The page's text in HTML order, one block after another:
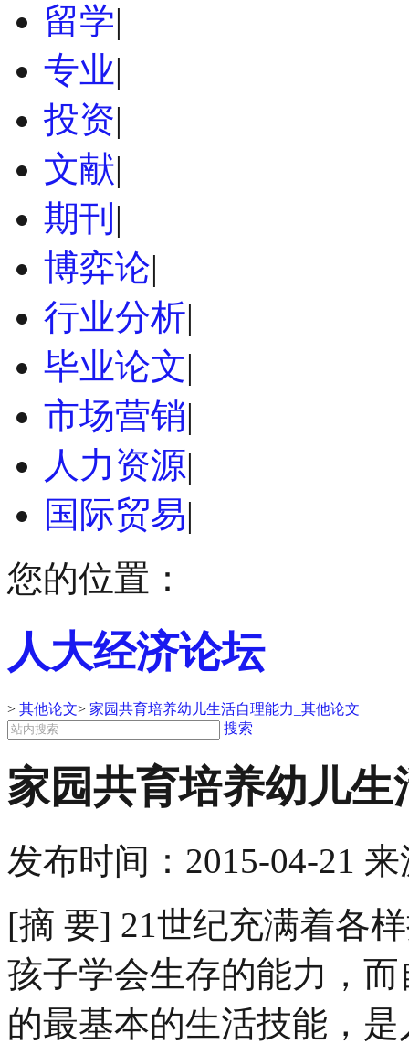
留学|
专业|
投资|
文献|
期刊 |
博弈论|
行业分析|
毕业论文|
市场营销|
人力资源|
国际贸易|
您的位置：
人大经济论坛
> 其他论文> 家园共育培养幼儿生活自理能力_其他论文
搜索
家园共育培养幼儿
发布时间： 2015-04-21 来
[摘 要] 21世纪充满着各
孩子学会生存的能力，
的最基本的生活技能，